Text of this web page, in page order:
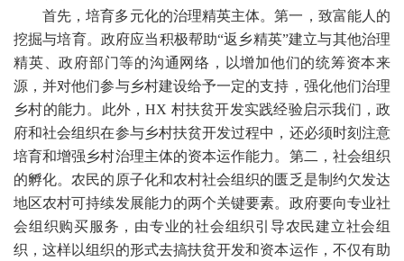
首先，培育多元化的治理精英主体。第一，致富能人的
挖掘与培育。政府应当积极帮助“返乡精英”建立与其他治理
精英、政府部门等的沟通网络，以增加他们的统筹资本来
源，并对他们参与乡村建设给予一定的支持，强化他们治理
乡村的能力。此外，HX 村扶贫开发实践经验启示我们，政
府和社会组织在参与乡村扶贫开发过程中，还必须时刻注意
培育和增强乡村治理主体的资本运作能力。第二，社会组织
的孵化。农民的原子化和农村社会组织的匮乏是制约欠发达
地区农村可持续发展能力的两个关键要素。政府要向专业社
会组织购买服务，由专业的社会组织引导农民建立社会组
织，这样以组织的形式去搞扶贫开发和资本运作，不仅有助